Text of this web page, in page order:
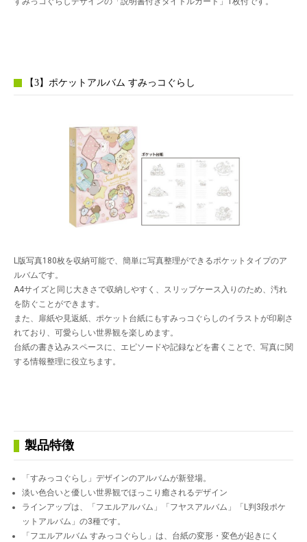
【3】ポケットアルバム すみっコぐらし
L版写真180枚を収納可能で、簡単に写真整理ができるポケットタイプのア
ルバムです。
A4サイズと同じ大きさで収納しやすく、スリップケース入りのため、汚れ
を防ぐことができます。
また、扉紙や見返紙、ポケット台紙にもすみっコぐらしのイラストが印刷さ
れており、可愛らしい世界観を楽しめます。
台紙の書き込みスペースに、エピソードや記録などを書くことで、写真に関
する情報整理に役立ちます。
製品特徴
「すみっコぐらし」デザインのアルバムが新登場。
淡い色合いと優しい世界観でほっこり癒されるデザイン
ラインアップは、「フエルアルバム」「フヤスアルバム」「L判3段ポケ
ットアルバム」の3種です。
「フエルアルバム すみっコぐらし」は、台紙の変形・変色が起きにく